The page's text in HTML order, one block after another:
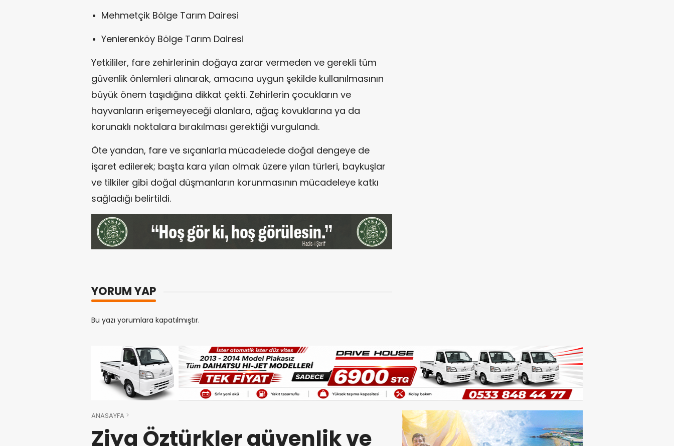
Mehmetçik Bölge Tarım Dairesi
Yenierenköy Bölge Tarım Dairesi
Yetkililer, fare zehirlerinin doğaya zarar vermeden ve gerekli tüm
güvenlik önlemleri alınarak, amacına uygun şekilde kullanılmasının
büyük önem taşıdığına dikkat çekti. Zehirlerin çocukların ve
hayvanların erişemeyeceği alanlara, ağaç kovuklarına ya da
korunaklı noktalara bırakılması gerektiği vurgulandı.
Öte yandan, fare ve sıçanlarla mücadelede doğal dengeye de
işaret edilerek; başta kara yılan olmak üzere yılan türleri, baykuşlar
ve tilkiler gibi doğal düşmanların korunmasının mücadeleye katkı
sağladığı belirtildi.
YORUM YAP
Bu yazı yorumlara kapatılmıştır.
ANASAYFA
Ziya Öztürkler güvenlik ve